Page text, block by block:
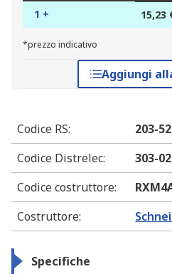
1 + 15,23
*prezzo indicativo
Aggiungi
Codice RS:
203-
Codice Distrelec:
303-
Codice costruttore:
Costruttore:
Specifiche